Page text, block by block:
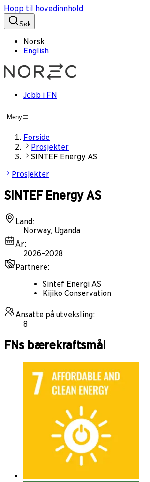
Hopp til hovedinnhold
Søk
Norsk
English
Jobb i FN
Meny
Forside
Prosjekter
SINTEF Energy AS
Prosjekter
SINTEF Energy AS
Land:
Norway, Uganda
År:
2026–2028
Partnere:
Sintef Energi AS
Kijiko Conservation
Ansatte på utveksling:
8
FNs bærekraftsmål